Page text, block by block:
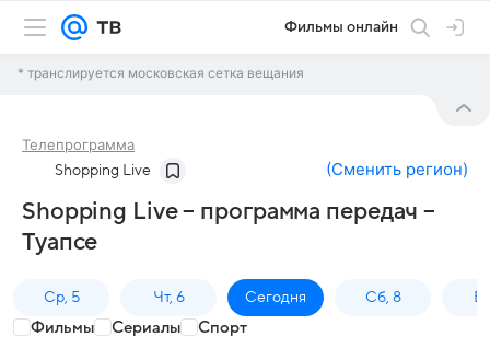
Фильмы онлайн
* транслируется московская сетка вещания
Телепрограмма
Shopping Live (Сменить регион)
Shopping Live – программа передач –
Туапсе
Ср, 5 Чт, 6 Сегодня Сб, 8
Фильмы Сериалы Спорт